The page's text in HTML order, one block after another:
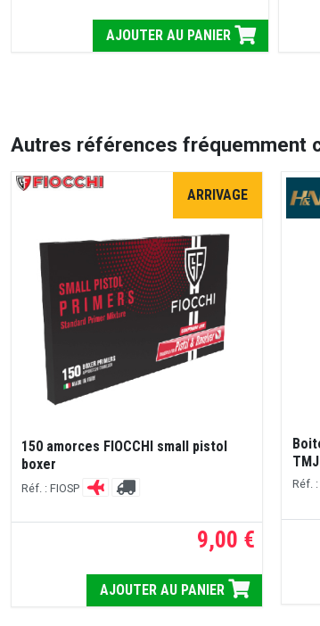
AJOUTER AU PANIER
Autres références fréquemment
ARRIVAGE
150 amorces FIOCCHI small pistol
boxer
Réf. : FIOSP
9,00 €
AJOUTER AU PANIER
Réf.